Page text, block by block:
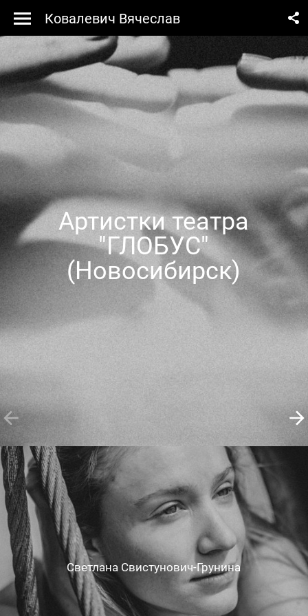
Ковалевич Вячеслав
Артистки театра
"ГЛОБУС"
(Новосибирск)
Светлана Свистунович-Грунина